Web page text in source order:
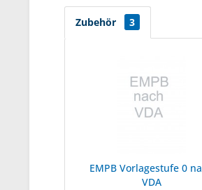
Zubehör 3
EMPB Vorlagestufe 0
VDA